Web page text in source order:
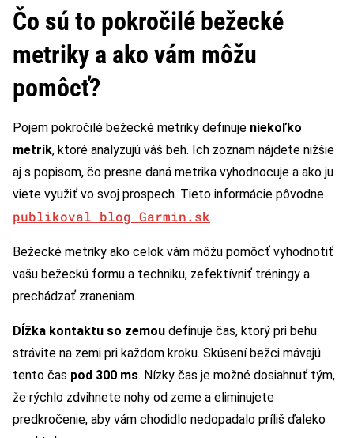
Čo sú to pokročilé bežecké
metriky a ako vám môžu
pomôcť?
Pojem pokročilé bežecké metriky definuje niekoľko
metrík, ktoré analyzujú váš beh. Ich zoznam nájdete nižšie
aj s popisom, čo presne daná metrika vyhodnocuje a ako ju
viete využiť vo svoj prospech. Tieto informácie pôvodne
publikoval blog Garmin.sk.
Bežecké metriky ako celok vám môžu pomôcť vyhodnotiť
vašu bežeckú formu a techniku, zefektívniť tréningy a
prechádzať zraneniam.
Dĺžka kontaktu so zemou definuje čas, ktorý pri behu
strávite na zemi pri každom kroku. Skúsení bežci mávajú
tento čas pod 300 ms. Nízky čas je možné dosiahnuť tým,
že rýchlo zdvihnete nohy od zeme a eliminujete
predkročenie, aby vám chodidlo nedopadalo príliš ďaleko